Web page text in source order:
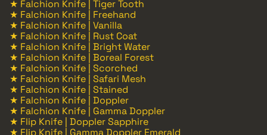
★ Falchion Knife | Tiger Tooth
★ Falchion Knife | Freehand
★ Falchion Knife | Vanilla
★ Falchion Knife | Rust Coat
★ Falchion Knife | Bright Water
★ Falchion Knife | Boreal Forest
★ Falchion Knife | Scorched
★ Falchion Knife | Safari Mesh
★ Falchion Knife | Stained
★ Falchion Knife | Doppler
★ Falchion Knife | Gamma Doppler
★ Flip Knife | Doppler Sapphire
★ Flip Knife | Gamma Doppler Emerald